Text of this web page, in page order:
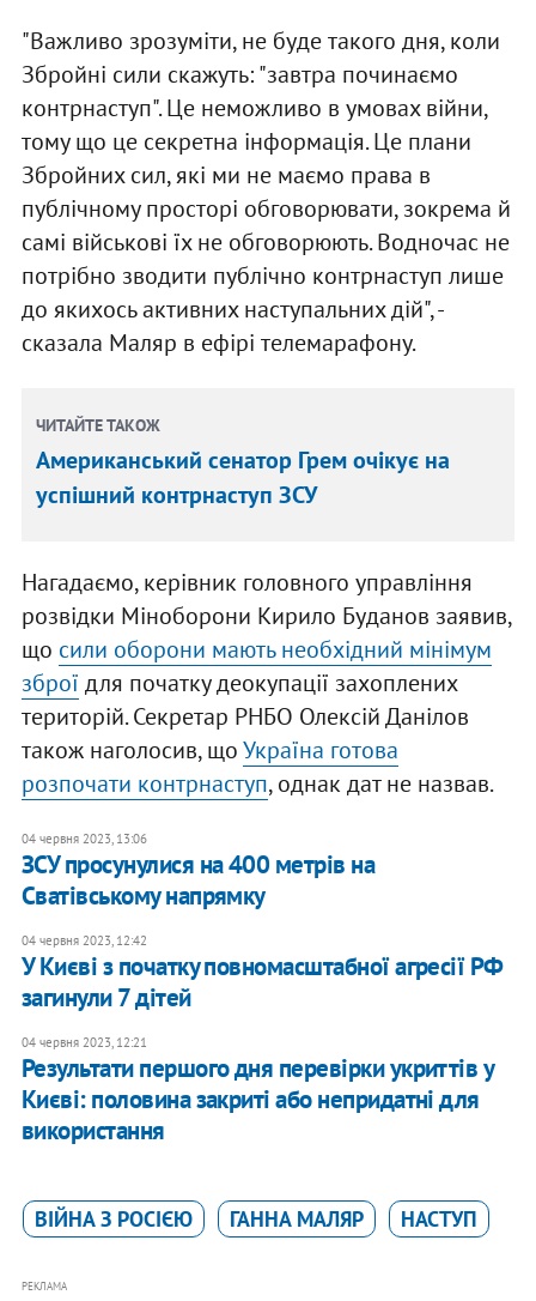
"Важливо зрозуміти, не буде такого дня, коли
Збройні сили скажуть: "завтра починаємо
контрнаступ". Це неможливо в умовах війни,
тому що це секретна інформація. Це плани
Збройних сил, які ми не маємо права в
публічному просторі обговорювати, зокрема й
самі військові їх не обговорюють. Водночас не
потрібно зводити публічно контрнаступ лише
до якихось активних наступальних дій", -
сказала Маляр в ефірі телемарафону.
ЧИТАЙТЕ ТАКОЖ
Американський сенатор Грем очікує на
успішний контрнаступ ЗСУ
Нагадаємо, керівник головного управління
розвідки Міноборони Кирило Буданов заявив,
що сили оборони мають необхідний мінімум
зброї для початку деокупації захоплених
територій. Секретар РНБО Олексій Данілов
також наголосив, щоУкраїна готова
розпочати контрнаступ, однак дат не назвав.
04 червня 2023, 13:06
ЗСУ просунулися на 400 метрів на
Сватівському напрямку
04 червня 2023, 12:42
У Києві з початку повномасштабної агресії РФ
загинули 7 дітей
04 червня 2023, 12:21
Результати першого дня перевірки укриттів у
Києві: половина закриті або непридатні​ для
використання
ВІЙНА З РОСІЄЮ ГАННА МАЛЯР НАСТУП
РЕКЛАМА